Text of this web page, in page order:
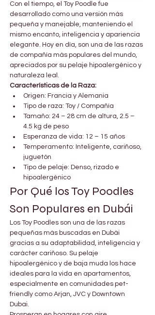
Con el tiempo, el Toy Poodle fue
desarrollado como una versión más
pequeña y manejable, manteniendo el
mismo encanto, inteligencia y apariencia
elegante. Hoy en día, son una de las razas
de compañía más populares del mundo,
apreciados por su pelaje hipoalergénico y
naturaleza leal.
Características de la Raza:
Origen: Francia y Alemania
Tipo de raza: Toy / Compañía
Tamaño: 24 – 28 cm de altura, 2.5 –
4.5 kg de peso
Esperanza de vida: 12 – 15 años
Temperamento: Inteligente, cariñoso,
juguetón
Tipo de pelaje: Denso, rizado e
hipoalergénico
Por Qué los Toy Poodles
Son Populares en Dubái
Los Toy Poodles son una de las razas
pequeñas más buscadas en Dubái
gracias a su adaptabilidad, inteligencia y
carácter cariñoso. Su pelaje
hipoalergénico y de baja muda los hace
ideales para la vida en apartamentos,
especialmente en comunidades pet-
friendly como Arjan, JVC y Downtown
Dubai.